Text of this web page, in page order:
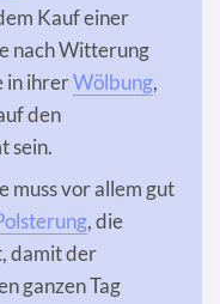
Kauf einer
nach Witterung
in ihrerWölbung,
den
sein.
muss vor allem gut
, die
damit der
ganzen Tag